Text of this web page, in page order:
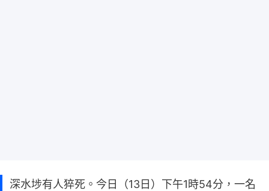
深水埗有人猝死。今日（13日）下午1時54分，一名